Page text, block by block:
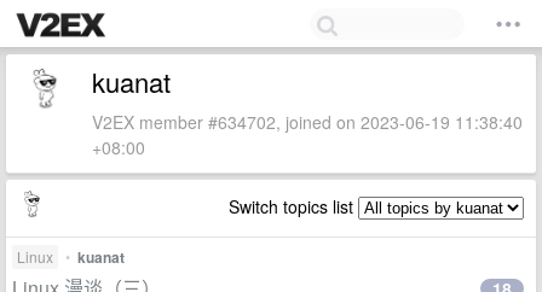
kuanat
V2EX member #634702, joined on 2023-06-19 11:38:40
+08:00
Switch topics list
Linux • kuanat